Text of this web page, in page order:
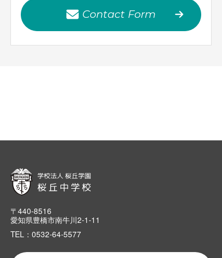
Contact Form
〒440-8516
愛知県豊橋市南牛川2-1-11
TEL：0532-64-5577